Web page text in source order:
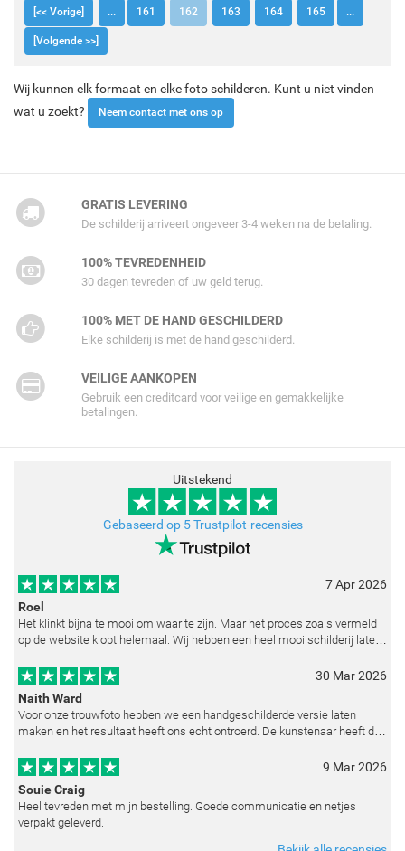
[<< Vorige] ... 161 162 163 164 165 ...
[Volgende >>]
Wij kunnen elk formaat en elke foto schilderen. Kunt u niet vinden
wat u zoekt?
Neem contact met ons op
GRATIS LEVERING
De schilderij arriveert ongeveer 3-4 weken na de betaling.
100% TEVREDENHEID
30 dagen tevreden of uw geld terug.
100% MET DE HAND GESCHILDERD
Elke schilderij is met de hand geschilderd.
VEILIGE AANKOPEN
Gebruik een creditcard voor veilige en gemakkelijke
betalingen.
Uitstekend
Gebaseerd op 5 Trustpilot-recensies
7 Apr 2026
Roel
Het klinkt bijna te mooi om waar te zijn. Maar het proces zoals vermeld
op de website klopt helemaal. Wij hebben een heel mooi schilderij laten
30 Mar 2026
Naith Ward
Voor onze trouwfoto hebben we een handgeschilderde versie laten
maken en het resultaat heeft ons echt ontroerd. De kunstenaar heeft de
9 Mar 2026
Souie Craig
Heel tevreden met mijn bestelling. Goede communicatie en netjes
verpakt geleverd.